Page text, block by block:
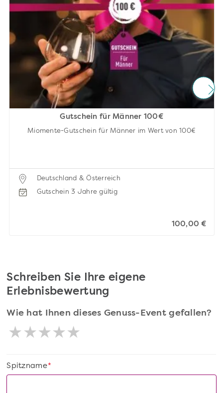
Gutschein für Männer 100€
Miomente-Gutschein für Männer im Wert von 100€
Deutschland & Österreich
Gutschein 3 Jahre gültig
100,00 €
Schreiben Sie Ihre eigene
Erlebnisbewertung
Wie hat Ihnen dieses Genuss-Event gefallen?
*
Spitzname